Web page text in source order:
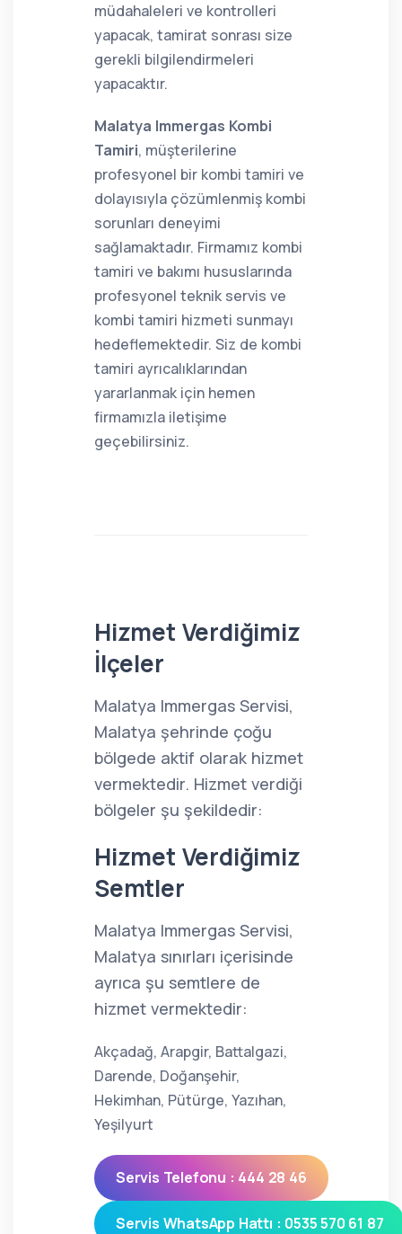
müdahaleleri ve kontrolleri
yapacak, tamirat sonrası size
gerekli bilgilendirmeleri
yapacaktır.
Malatya Immergas Kombi
Tamiri, müşterilerine
profesyonel bir kombi tamiri ve
dolayısıyla çözümlenmiş kombi
sorunları deneyimi
sağlamaktadır. Firmamız kombi
tamiri ve bakımı hususlarında
profesyonel teknik servis ve
kombi tamiri hizmeti sunmayı
hedeflemektedir. Siz de kombi
tamiri ayrıcalıklarından
yararlanmak için hemen
firmamızla iletişime
geçebilirsiniz.
Hizmet Verdiğimiz
İlçeler
Malatya Immergas Servisi,
Malatya şehrinde çoğu
bölgede aktif olarak hizmet
vermektedir. Hizmet verdiği
bölgeler şu şekildedir:
Hizmet Verdiğimiz
Semtler
Malatya Immergas Servisi,
Malatya sınırları içerisinde
ayrıca şu semtlere de
hizmet vermektedir:
Akçadağ, Arapgir, Battalgazi,
Darende, Doğanşehir,
Hekimhan, Pütürge, Yazıhan,
Yeşilyurt
Servis Telefonu : 444 28 46
Servis WhatsApp Hattı : 0535 570 61 87